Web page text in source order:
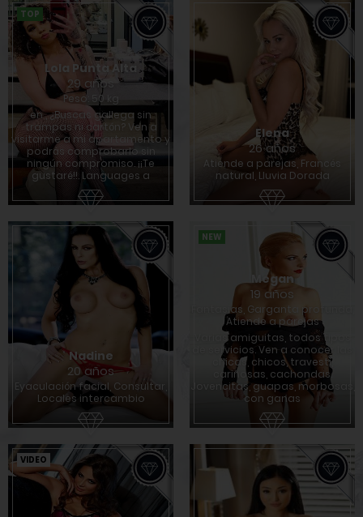
TOP
Lola Punta Alta
29 años
Peso: 50 kg
en , ¿Buscas gallega sin
trampas ni cartón? Ven a
visitarme a mi apartamento y
podrás comprobarlo sin
ningún compromiso. ¡¡Te
gustaré!!. Languages ​​a
Elena
26 años
Atiende a parejas, Francés
natural, Lluvia Dorada
Nadine
20 años
Eyaculación facial, Consultar,
Locales intercambio
NEW
Megan
19 años
Fantasías, Garganta profunda,
Atiende a parejas
Varias amiguitas, todos tipos
de servicios. Ven a conocer las
chicas, chicos, travestí,
cariñosas, cachondas.
Jovencitas, guapas, morbosas,
con ganas
VIDEO